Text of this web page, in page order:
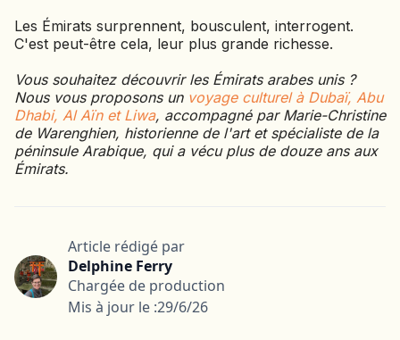
Les Émirats surprennent, bousculent, interrogent.
C'est peut-être cela, leur plus grande richesse.
Vous souhaitez découvrir les Émirats arabes unis ?
Nous vous proposons un voyage culturel à Dubaï, Abu
Dhabi, Al Aïn et Liwa, accompagné par Marie-Christine
de Warenghien, historienne de l'art et spécialiste de la
péninsule Arabique, qui a vécu plus de douze ans aux
Émirats.
Article rédigé par
Delphine Ferry
Chargée de production
Mis à jour le :29/6/26